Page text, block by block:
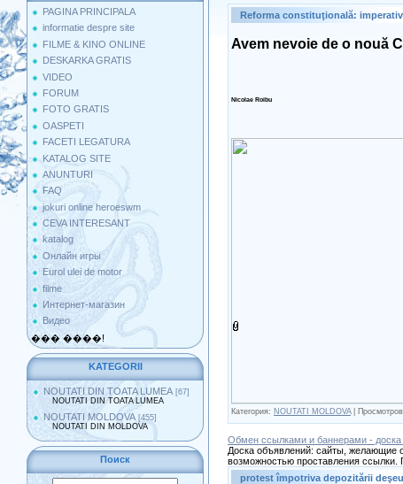
PAGINA PRINCIPALA
informatie despre site
FILME & KINO ONLINE
DESKARKA GRATIS
VIDEO
FORUM
FOTO GRATIS
OASPETI
FACETI LEGATURA
KATALOG SITE
ANUNTURI
FAQ
jokuri online heroeswm
CEVA INTERESANT
katalog
Онлайн игры
Eurol ulei de motor
filme
Интернет-магазин
Видео
��� ����!
KATEGORII
NOUTATI DIN TOATA LUMEA [67]
NOUTATI DIN TOATA LUMEA
NOUTATI MOLDOVA [455]
NOUTATI DIN MOLDOVA
Поиск
Reforma constituţională:
Avem nevoie de o nouă
Nicolae Roibu
Категория: NOUTATI MOLDOVA|
Обмен ссылками и баннерами - доска
Доска объявлений: сайты, желающие
возможностью проставления
protest împotriva depozitării